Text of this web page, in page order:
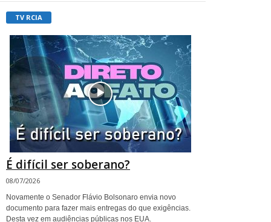
TV RCIA
É difícil ser soberano?
08/07/2026
Novamente o Senador Flávio Bolsonaro envia novo
documento para fazer mais entregas do que exigências.
Desta vez em audiências públicas nos EUA.